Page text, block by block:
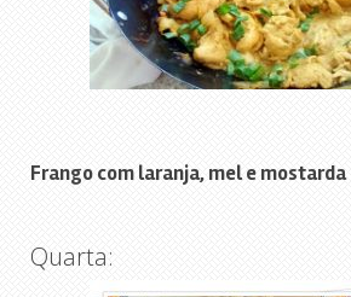
Frango com laranja, mel e mostarda
Quarta: